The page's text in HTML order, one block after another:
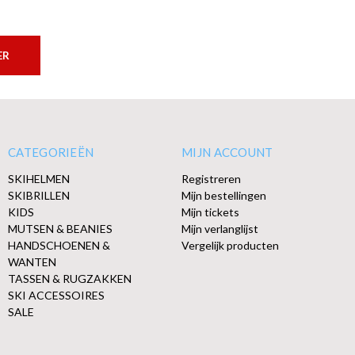
CATEGORIEËN
SKIHELMEN
SKIBRILLEN
KIDS
MUTSEN & BEANIES
HANDSCHOENEN &
WANTEN
TASSEN & RUGZAKKEN
SKI ACCESSOIRES
SALE
MIJN ACCOUNT
Registreren
Mijn bestellingen
Mijn tickets
Mijn verlanglijst
Vergelijk producten